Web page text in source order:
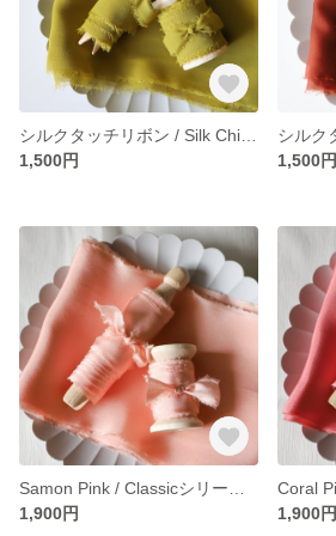
1,500円
1,500円
1,900円
1,900円